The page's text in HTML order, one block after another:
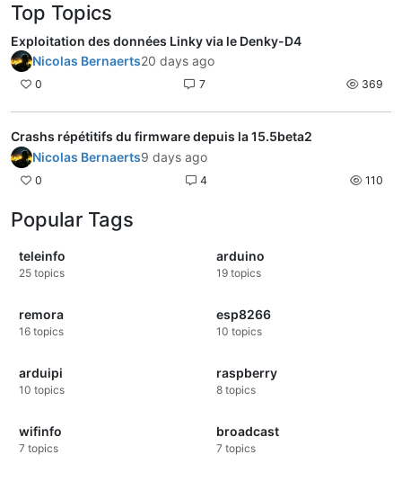
Top Topics
Exploitation des données Linky via le Denky-D4
Nicolas Bernaerts20 days ago
0 7 369
Crashs répétitifs du firmware depuis la 15.5beta2
Nicolas Bernaerts9 days ago
0 4 110
Popular Tags
teleinfo
25 topics
arduino
19 topics
remora
16 topics
esp8266
10 topics
arduipi
10 topics
raspberry
8 topics
wifinfo
7 topics
broadcast
7 topics